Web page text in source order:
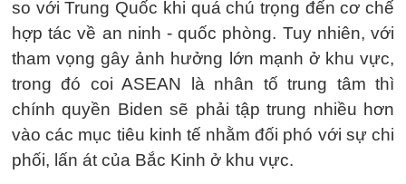
so với Trung Quốc khi quá chú trọng đến cơ chế
hợp tác về an ninh - quốc phòng. Tuy nhiên, với
tham vọng gây ảnh hưởng lớn mạnh ở khu vực,
trong đó coi ASEAN là nhân tố trung tâm thì
chính quyền Biden sẽ phải tập trung nhiều hơn
vào các mục tiêu kinh tế nhằm đối phó với sự chi
phối, lấn át của Bắc Kinh ở khu vực.